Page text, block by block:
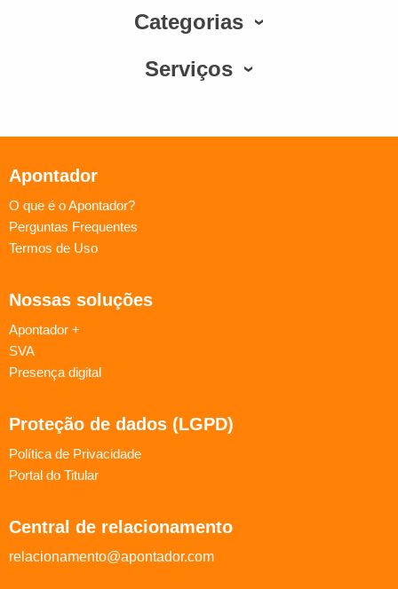
Categorias
Serviços
Apontador
O que é o Apontador?
Perguntas Frequentes
Termos de Uso
Nossas soluções
Apontador +
SVA
Presença digital
Proteção de dados (LGPD)
Política de Privacidade
Portal do Titular
Central de relacionamento
relacionamento@apontador.com